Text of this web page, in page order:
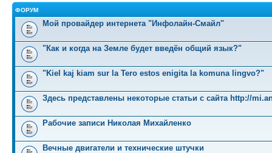
ФОРУМ
Мой провайдер интернета "Инфолайн-Смайл"
"Как и когда на Земле будет введён общий язык?"
"Kiel kaj kiam sur la Tero estos enigita la komuna lingvo?"
Здесь представлены некоторые статьи с сайта http://
Рабочие записи Николая Михайленко
Вечные двигатели и технические штучки